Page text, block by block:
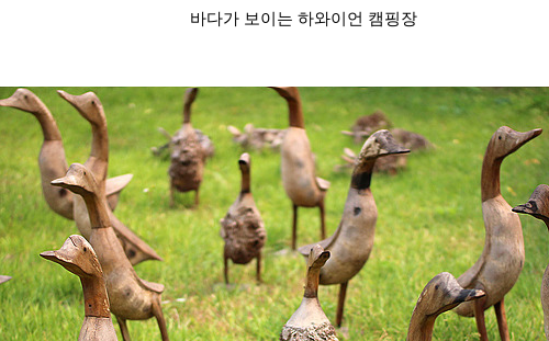
바다가 보이는 하와이언 캠핑장